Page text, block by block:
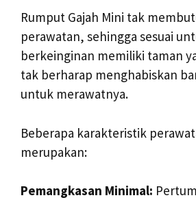
Rumput Gajah Mini tak
perawatan, sehingga sesuai
berkeinginan memiliki taman
tak berharap menghabiskan
untuk merawatnya.
Beberapa karakteristik
merupakan:
Pemangkasan Minimal: